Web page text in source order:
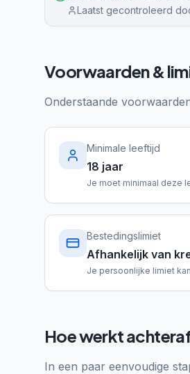
Laatst gecontroleerd
Voorwaarden &
Onderstaande
Minimale leeftijd
18 jaar
Je moet minimaal deze
Bestedingslimiet
Afhankelijk van
Je persoonlijke limiet
Hoe werkt
In een paar eenvoudige